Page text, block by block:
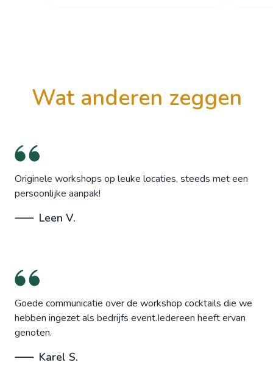
wat anderen zeggen
Originele workshops op leuke locaties, steeds met een
persoonlijke aanpak!
Leen V.
Goede communicatie over de workshop cocktails die we
hebben ingezet als bedrijfs event.Iedereen heeft ervan
genoten.
Karel S.